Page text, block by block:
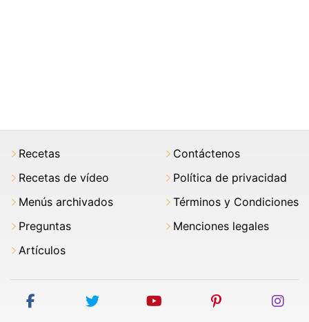
Recetas
Recetas de vídeo
Menús archivados
Preguntas
Artículos
Contáctenos
Política de privacidad
Términos y Condiciones
Menciones legales
facebook twitter youtube pinterest